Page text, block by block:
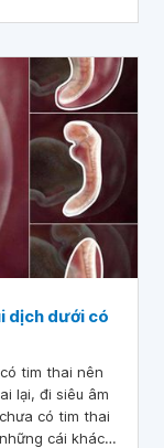
dịch dưới có
tim thai nên
lại, đi siêu âm
có tim thai
cái khác